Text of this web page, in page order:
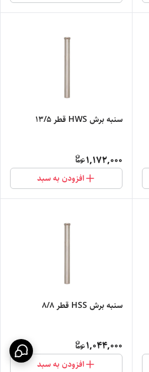
سنبه برش HWS قطر 13/5
1,172,000
افزودن به سبد
سنبه برش HSS قطر 8/8
1,044,000
افزودن به سبد